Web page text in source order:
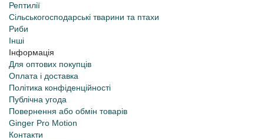
Рептилії
Сільськогосподарські тварини та птахи
Риби
Інші
Інформація
Для оптових покупців
Оплата і доставка
Політика конфіденційності
Публічна угода
Повернення або обмін товарів
Ginger Pro Motion
Контакти